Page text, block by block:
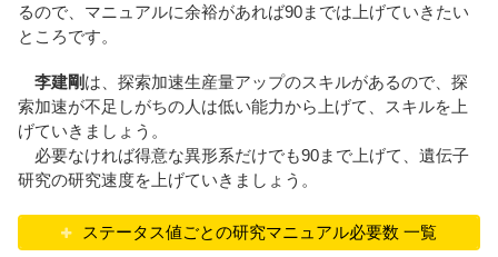
るので、マニュアルに余裕があれば90までは上げていきたい
ところです。
李建剛は、探索加速生産量アップのスキルがあるので、探
索加速が不足しがちの人は低い能力から上げて、スキルを上
げていきましょう。
必要なければ得意な異形系だけでも90まで上げて、遺伝子
研究の研究速度を上げていきましょう。
ステータス値ごとの研究マニュアル必要数 一覧